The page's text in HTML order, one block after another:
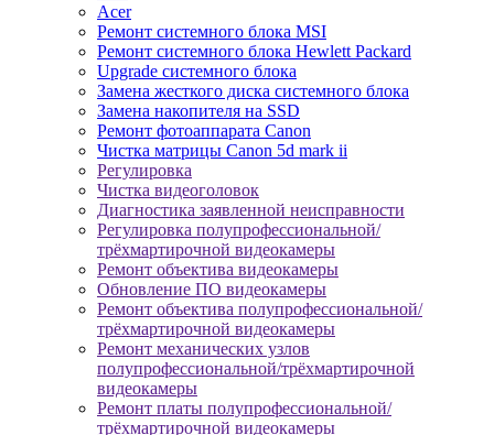
Acer
Ремонт системного блока MSI
Ремонт системного блока Hewlett Packard
Upgrade системного блока
Замена жесткого диска системного блока
Замена накопителя на SSD
Ремонт фотоаппарата Canon
Чистка матрицы Canon 5d mark ii
Регулировка
Чистка видеоголовок
Диагностика заявленной неисправности
Регулировка полупрофессиональной/
трёхмартирочной видеокамеры
Ремонт объектива видеокамеры
Обновление ПО видеокамеры
Ремонт объектива полупрофессиональной/
трёхмартирочной видеокамеры
Ремонт механических узлов
полупрофессиональной/трёхмартирочной
видеокамеры
Ремонт платы полупрофессиональной/
трёхмартирочной видеокамеры